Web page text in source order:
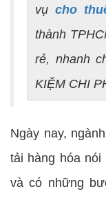
vụ cho
thành
rẻ, nhanh
KIỆM CHI
Ngày nay,
tải hàng hóa
và có những